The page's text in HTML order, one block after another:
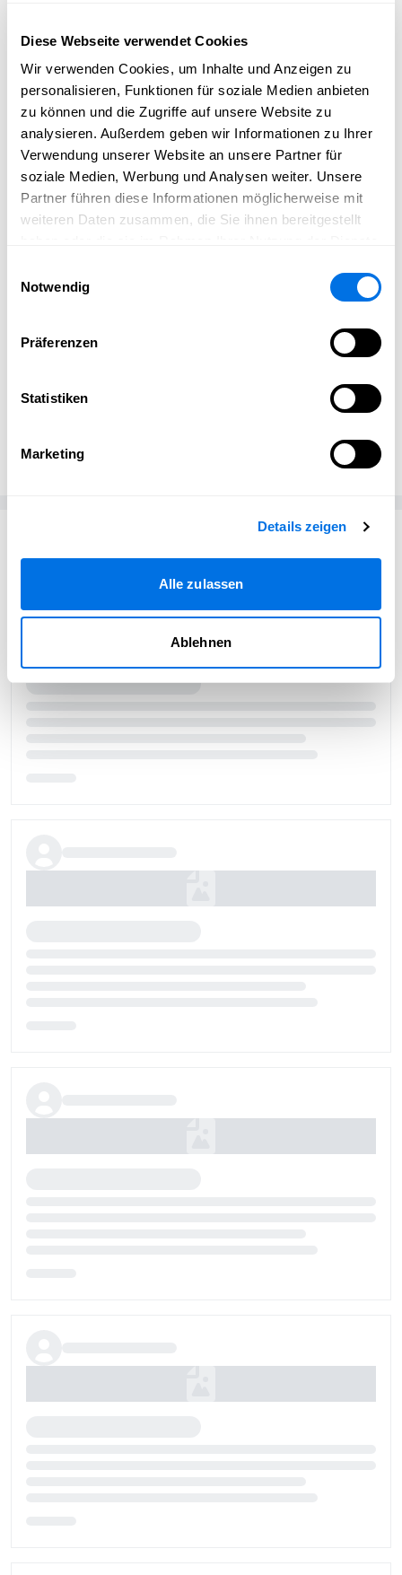
Diese Webseite verwendet Cookies
Wir verwenden Cookies, um Inhalte und Anzeigen zu
personalisieren, Funktionen für soziale Medien anbieten
zu können und die Zugriffe auf unsere Website zu
analysieren. Außerdem geben wir Informationen zu Ihrer
Verwendung unserer Website an unsere Partner für
soziale Medien, Werbung und Analysen weiter. Unsere
Partner führen diese Informationen möglicherweise mit
weiteren Daten zusammen, die Sie ihnen bereitgestellt
Notwendig
Präferenzen
Statistiken
Marketing
Details zeigen
Alle zulassen
Ablehnen
offene, transparente Kommunikation voranbringen.
„Frischer Wind heißt für mich nicht Umbruch, sondern
kluge Weiterentwicklung.“
Benjamin Huwer lebt gerne in Bammental und fühlt sich
der Gemeinde eng verbunden. „Ich möchte, dass unsere
Gemeinde auch in Zukunft lebenswert, solide aufgestellt
und offen für neue Ideen bleibt – für alle Generationen.“
Weitere Informationen zur Kandidatur finden sich unter
Pressebilder: